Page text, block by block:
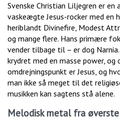
Svenske Christian Liljegren er en
vaskeægte Jesus-rocker med en
heriblandt Divinefire, Modest
og mange flere. Hans primære
vender tilbage til – er dog
krydret med en masse power,
omdrejningspunkt er Jesus, og
man ikke så meget til det
musikken kan sagtens stå alene.
Melodisk metal fra